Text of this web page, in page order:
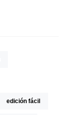
edición fácil